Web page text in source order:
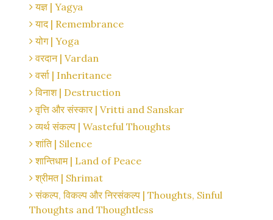
यज्ञ | Yagya
याद | Remembrance
योग | Yoga
वरदान | Vardan
वर्सा | Inheritance
विनाश | Destruction
वृत्ति और संस्कार | Vritti and Sanskar
व्यर्थ संकल्प | Wasteful Thoughts
शांति | Silence
शान्तिधाम | Land of Peace
श्रीमत | Shrimat
संकल्प, विकल्प और निरसंकल्प | Thoughts, Sinful
Thoughts and Thoughtless